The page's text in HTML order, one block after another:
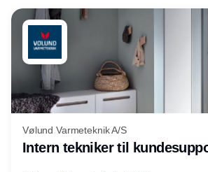
Vølund Varmeteknik A/S
Intern tekniker til